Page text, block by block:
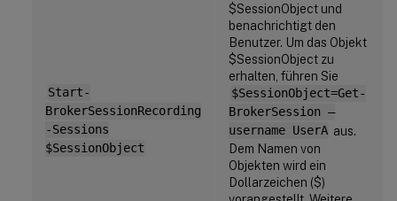
Start-
BrokerSessionRecording
-Sessions
$SessionObject
$SessionObject und
benachrichtigt den
Benutzer. Um das Objekt
$SessionObject zu
erhalten, führen Sie
$SessionObject=Get-
BrokerSession –
username UserA aus.
Dem Namen von
Objekten wird ein
Dollarzeichen ($)